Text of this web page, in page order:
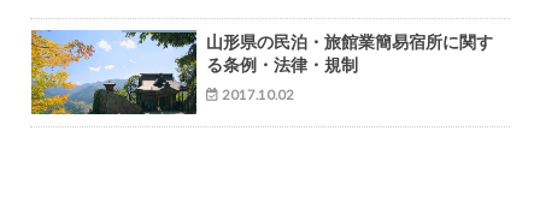
山形県の民泊・旅館業簡易宿所に関す
る条例・法律・規制
2017.10.02